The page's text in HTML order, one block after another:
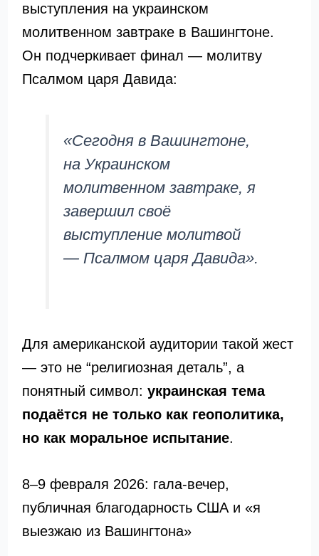
выступления на украинском
молитвенном завтраке в Вашингтоне.
Он подчеркивает финал — молитву
Псалмом царя Давида:
«Сегодня в Вашингтоне,
на Украинском
молитвенном завтраке, я
завершил своё
выступление молитвой
— Псалмом царя Давида».
Для американской аудитории такой жест
— это не “религиозная деталь”, а
понятный символ: украинская тема
подаётся не только как геополитика,
но как моральное испытание.
8–9 февраля 2026: гала-вечер,
публичная благодарность США и «я
выезжаю из Вашингтона»